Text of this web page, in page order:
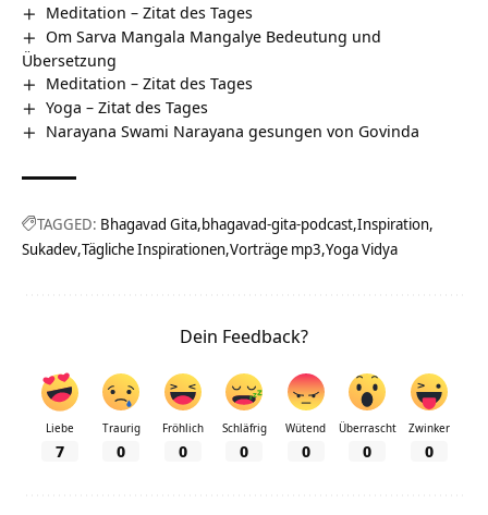
Meditation – Zitat des Tages
Om Sarva Mangala Mangalye Bedeutung und
Übersetzung
Meditation – Zitat des Tages
Yoga – Zitat des Tages
Narayana Swami Narayana gesungen von Govinda
TAGGED: Bhagavad Gita bhagavad-gita-podcast Inspiration
Sukadev Tägliche Inspirationen Vorträge mp3 Yoga Vidya
Dein Feedback?
Liebe
7
Traurig
0
Fröhlich
0
Schläfrig
0
Wütend
0
Überrascht
0
Zwinker
0